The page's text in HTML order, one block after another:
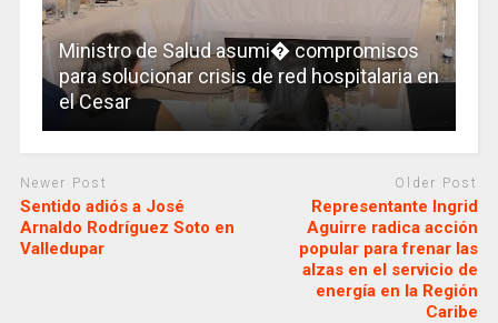
Ministro de Salud asumi� compromisos
para solucionar crisis de red hospitalaria en
el Cesar
Newer Post
Sentido adiós a José
Arnaldo Rodríguez Soto en
Valledupar
Older Post
Representante Ingrid
Aguirre radica acción
popular para frenar las
alzas en el servicio de
energía en la Región
Caribe